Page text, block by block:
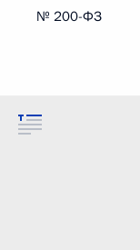
№ 200-ФЗ